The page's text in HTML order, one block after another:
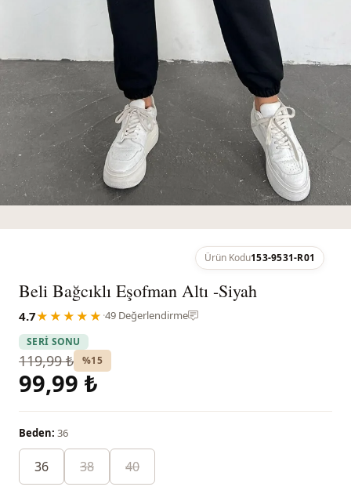
Ürün Kodu153-9531-R01
Beli Bağcıklı Eşofman Altı -Siyah
4.7★★★★★ ·49 Değerlendirme
SERİ SONU
119,99 ₺ %15
99,99 ₺
Beden: 36
36 38 40